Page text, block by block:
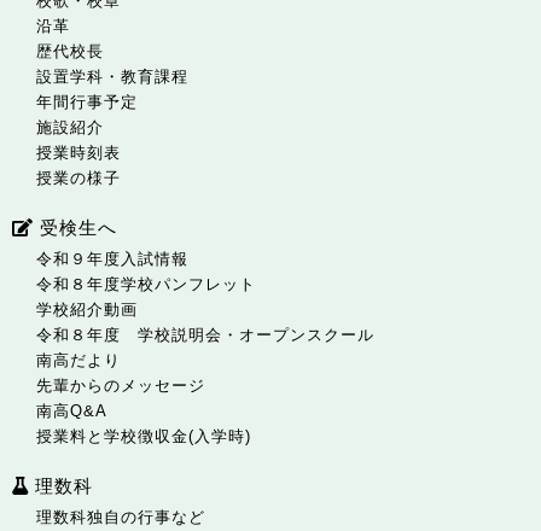
沿革
歴代校長
設置学科・教育課程
年間行事予定
施設紹介
授業時刻表
授業の様子
受検生へ
令和９年度入試情報
令和８年度学校パンフレット
学校紹介動画
令和８年度 学校説明会・オープンスクール
南高だより
先輩からのメッセージ
南高Q&A
授業料と学校徴収金(入学時)
理数科
理数科独自の行事など